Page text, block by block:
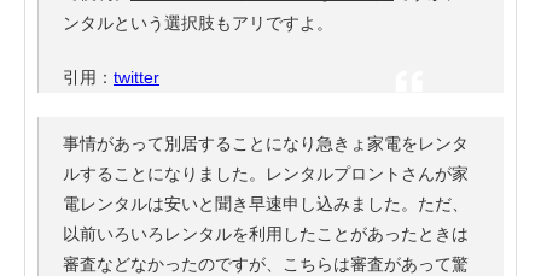
ンタルという選択肢もアリですよ。
引用： twitter
事情があって別居することになり急きょ家電をレンタ
ルすることになりました。レンタルプロントさんが家
電レンタルは安いと聞き早速申し込みました。ただ、
以前いろいろレンタルを利用したことがあったときは
審査などなかったのですが、こちらは審査があって驚